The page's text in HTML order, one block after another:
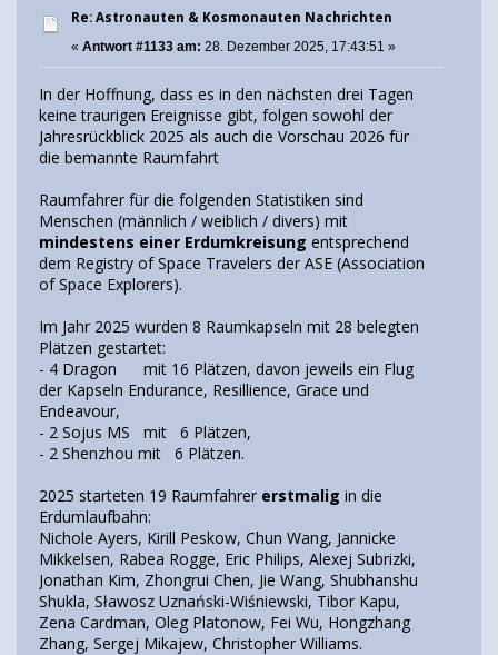
Re: Astronauten & Kosmonauten Nachrichten
« Antwort #1133 am: 28. Dezember 2025, 17:43:51 »
In der Hoffnung, dass es in den nächsten drei Tagen
keine traurigen Ereignisse gibt, folgen sowohl der
Jahresrückblick 2025 als auch die Vorschau 2026 für
die bemannte Raumfahrt
Raumfahrer für die folgenden Statistiken sind
Menschen (männlich / weiblich / divers) mit
mindestens einer Erdumkreisung entsprechend
dem Registry of Space Travelers der ASE (Association
of Space Explorers).
Im Jahr 2025 wurden 8 Raumkapseln mit 28 belegten
Plätzen gestartet:
- 4 Dragon mit 16 Plätzen, davon jeweils ein Flug
der Kapseln Endurance, Resillience, Grace und
Endeavour,
- 2 Sojus MS mit 6 Plätzen,
- 2 Shenzhou mit 6 Plätzen.
2025 starteten 19 Raumfahrer erstmalig in die
Erdumlaufbahn:
Nichole Ayers, Kirill Peskow, Chun Wang, Jannicke
Mikkelsen, Rabea Rogge, Eric Philips, Alexej Subrizki,
Jonathan Kim, Zhongrui Chen, Jie Wang, Shubhanshu
Shukla, Sławosz Uznański-Wiśniewski, Tibor Kapu,
Zena Cardman, Oleg Platonow, Fei Wu, Hongzhang
Zhang, Sergej Mikajew, Christopher Williams.